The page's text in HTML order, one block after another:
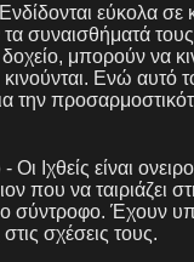
εύκολα σε
τα συναισθήματά
μπορούν να
Ενώ αυτό
την
- Οι Ιχθείς είναι
που να ταιριάζει
σύντροφο. Έχουν
σχέσεις τους.